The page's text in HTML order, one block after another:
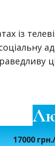
із
17000